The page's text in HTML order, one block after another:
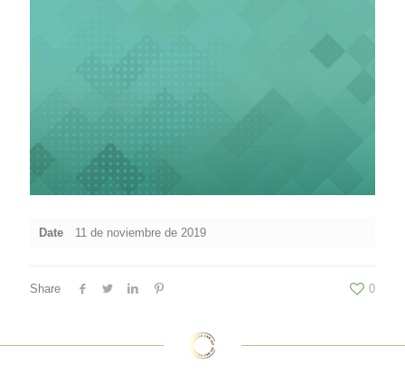
Date 11 de noviembre de 2019
Share 0